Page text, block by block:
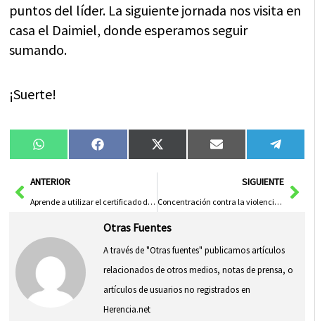
puntos del líder. La siguiente jornada nos visita en
casa el Daimiel, donde esperamos seguir
sumando.
¡Suerte!
Compartir
en
WhatsAppCompartir
en
FacebookCompartir
en
X
(Twitter)
Compartir
en
Email
en
AntANTERIOR
Aprende a utilizar el certificado digital y eDNI con «Conectate a los 55»
SIGUIENTE
Concentración contra la violencia de género en Herencia
Otras Fuentes
A través de "Otras fuentes" publicamos artículos
relacionados de otros medios, notas de prensa, o
artículos de usuarios no registrados en
Herencia.net